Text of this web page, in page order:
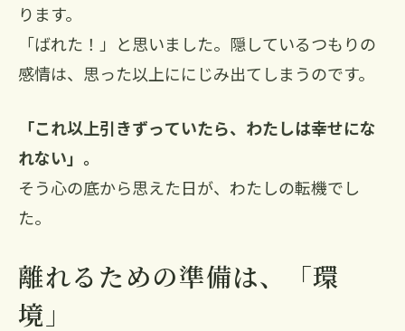
ります。
「ばれた！」と思いました。隠しているつもりの
感情は、思った以上ににじみ出てしまうのです。
「これ以上引きずっていたら、わたしは幸せにな
れない」。
そう心の底から思えた日が、わたしの転機でし
た。
離れるための準備は、「環
境」